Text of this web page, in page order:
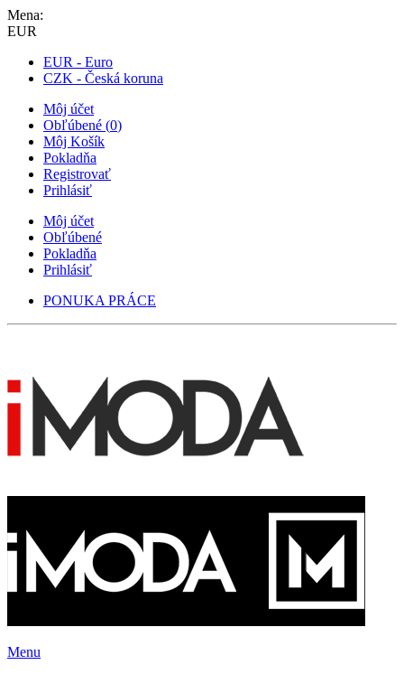
Mena:
EUR
EUR - Euro
CZK - Česká koruna
Môj účet
Obľúbené (0)
Môj Košík
Pokladňa
Registrovať
Prihlásiť
Môj účet
Obľúbené
Pokladňa
Prihlásiť
PONUKA PRÁCE
Menu